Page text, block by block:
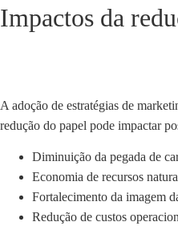
Impactos da
A adoção de estratégias de
redução do papel pode impactar
Diminuição da pegada de
Economia de recursos
Fortalecimento da imagem
Redução de custos